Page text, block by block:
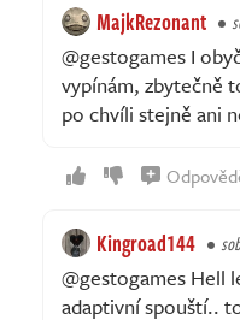
MajkRezonant
@gestogames I
vypínám, zbytečně
po chvíli stejně ani
Kingroad144
@gestogames Hell
adaptivní spouští..